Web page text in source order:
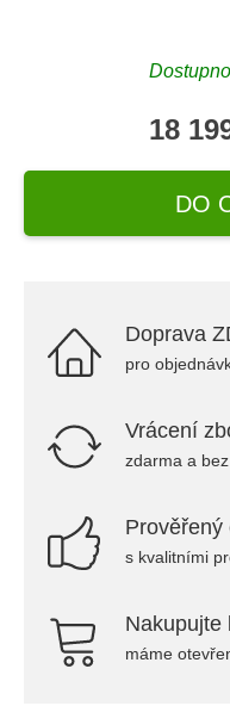
18
DO
Doprava
pro
Vrácení
zdarma a
Prověřený
s kvalitními
Nakupujte
máme